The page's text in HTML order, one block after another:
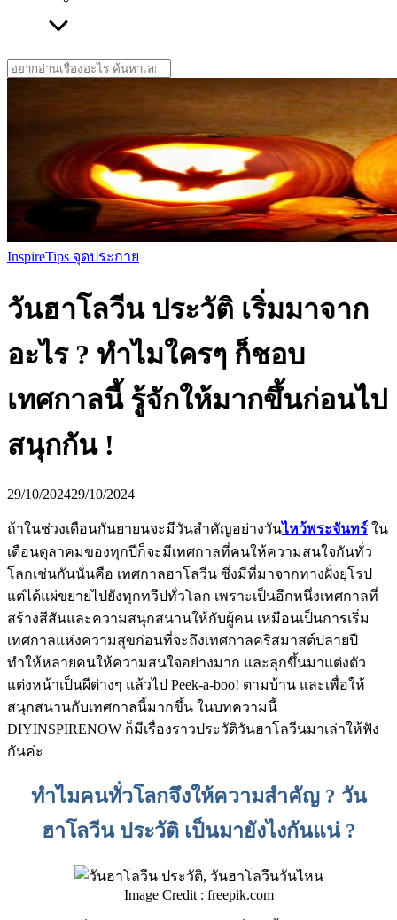
Search
for:
InspireTips จุดประกาย
วันฮาโลวีน ประวัติ เริ่มมาจาก
อะไร ? ทำไมใครๆ ก็ชอบ
เทศกาลนี้ รู้จักให้มากขึ้นก่อนไป
สนุกกัน !
29/10/202429/10/2024
ถ้าในช่วงเดือนกันยายนจะมีวันสำคัญอย่างวันไหว้พระจันทร์ ใน
เดือนตุลาคมของทุกปีก็จะมีเทศกาลที่คนให้ความสนใจกันทั่ว
โลกเช่นกันนั่นคือ เทศกาลฮาโลวีน ซึ่งมีที่มาจากทางฝั่งยุโรป
แต่ได้แผ่ขยายไปยังทุกทวีปทั่วโลก เพราะเป็นอีกหนึ่งเทศกาลที่
สร้างสีสันและความสนุกสนานให้กับผู้คน เหมือนเป็นการเริ่ม
เทศกาลแห่งความสุขก่อนที่จะถึงเทศกาลคริสมาสต์ปลายปี
ทำให้หลายคนให้ความสนใจอย่างมาก และลุกขึ้นมาแต่งตัว
แต่งหน้าเป็นผีต่างๆ แล้วไป Peek-a-boo! ตามบ้าน และเพื่อให้
สนุกสนานกับเทศกาลนี้มากขึ้น ในบทความนี้
DIYINSPIRENOW ก็มีเรื่องราวประวัติวันฮาโลวีนมาเล่าให้ฟัง
กันค่ะ
ทำไมคนทั่วโลกจึงให้ความสำคัญ ? วัน
ฮาโลวีน ประวัติ เป็นมายังไงกันแน่ ?
Image Credit : freepik.com